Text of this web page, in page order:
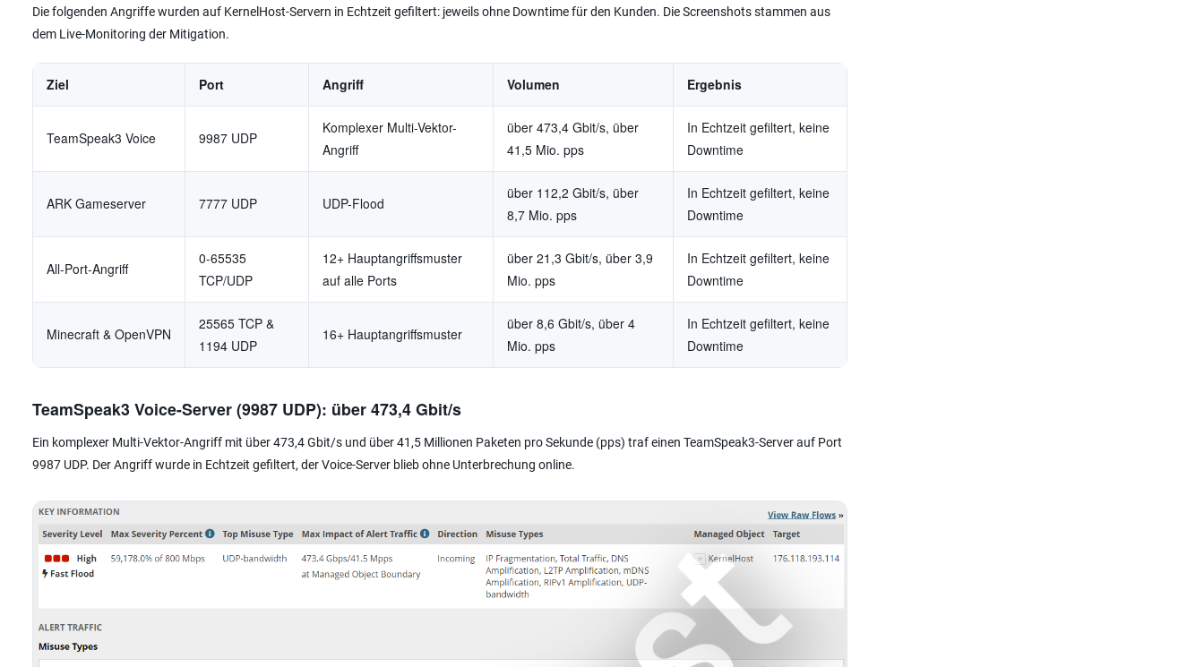
Die folgenden Angriffe wurden auf KernelHost-Servern in Echtzeit gefiltert: jeweils ohne Downtime für den Kunden. Die Screenshots stammen aus
dem Live-Monitoring der Mitigation.
Ziel Port Angriff Volumen Ergebnis
TeamSpeak3 Voice 9987 UDP
Komplexer Multi-Vektor-
Angriff
über 473,4 Gbit/s, über
41,5 Mio. pps
In Echtzeit gefiltert, keine
Downtime
ARK Gameserver 7777 UDP UDP-Flood
über 112,2 Gbit/s, über
8,7 Mio. pps
In Echtzeit gefiltert, keine
Downtime
All-Port-Angriff
0-65535
TCP/UDP
12+ Hauptangriffsmuster
auf alle Ports
über 21,3 Gbit/s, über 3,9
Mio. pps
In Echtzeit gefiltert, keine
Downtime
Minecraft & OpenVPN
25565 TCP &
1194 UDP
16+ Hauptangriffsmuster
über 8,6 Gbit/s, über 4
Mio. pps
In Echtzeit gefiltert, keine
Downtime
TeamSpeak3 Voice-Server (9987 UDP): über 473,4 Gbit/s
Ein komplexer Multi-Vektor-Angriff mit über 473,4 Gbit/s und über 41,5 Millionen Paketen pro Sekunde (pps) traf einen TeamSpeak3-Server auf Port
9987 UDP. Der Angriff wurde in Echtzeit gefiltert, der Voice-Server blieb ohne Unterbrechung online.